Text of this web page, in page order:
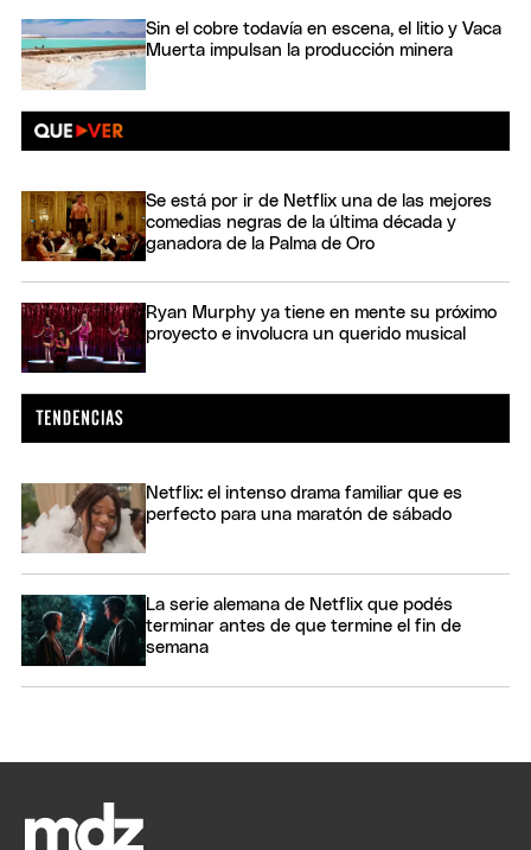
Sin el cobre todavía en escena, el litio y Vaca
Muerta impulsan la producción minera
Se está por ir de Netflix una de las mejores
comedias negras de la última década y
ganadora de la Palma de Oro
Ryan Murphy ya tiene en mente su próximo
proyecto e involucra un querido musical
Netflix: el intenso drama familiar que es
perfecto para una maratón de sábado
La serie alemana de Netflix que podés
terminar antes de que termine el fin de
semana